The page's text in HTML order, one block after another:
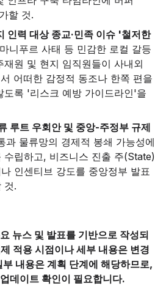
할 것.
인력 대상 종교·민족 이슈 '철저한
마니푸르 사태 등 민감한 로컬 갈등
재원 및 현지 임직원들이 사내외
어떠한 감정적 동조나 한쪽 편을
도록 '리스크 예방 가이드라인'을
루트 우회안 및 중앙-주정부 규제
과 물류망의 경제적 봉쇄 가능성에
수립하고, 비즈니스 진출 주(State)
인센티브 강도를 중앙정부 발표
것.
뉴스 및 발표를 기반으로 작성되
적용 시점이나 세부 내용은 변경
내용은 계획 단계에 해당하므로,
데이트 확인이 필요합니다.